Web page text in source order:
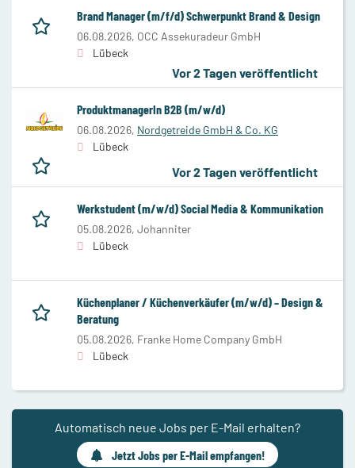
Brand Manager (m/f/d) Schwerpunkt Brand & Design
06.08.2026, OCC Assekuradeur GmbH
Lübeck
Vor 2 Tagen veröffentlicht
ProduktmanagerIn B2B (m/w/d)
06.08.2026, Nordgetreide GmbH & Co. KG
Lübeck
Vor 2 Tagen veröffentlicht
Werkstudent (m/w/d) Social Media & Kommunikation
05.08.2026, Johanniter
Lübeck
Küchenplaner / Küchenverkäufer (m/w/d) – Design &
Beratung
05.08.2026, Franke Home Company GmbH
Lübeck
Automatisch neue Jobs per E-Mail erhalten?
Jetzt Jobs per E-Mail empfangen!